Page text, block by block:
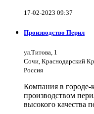
17-02-2023 09:37
Производство Перил
ул.Титова, 1
Сочи, Краснодарский
Россия
Компания в
производством
высокого качества